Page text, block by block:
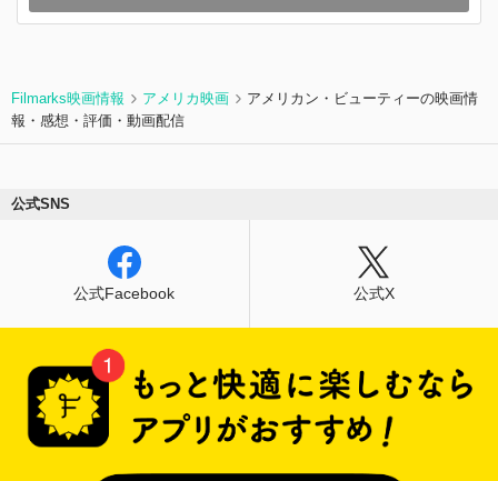
Filmarks映画情報 アメリカ映画
アメリカン・ビューティーの映画情
報・感想・評価・動画配信
公式SNS
公式Facebook 公式X